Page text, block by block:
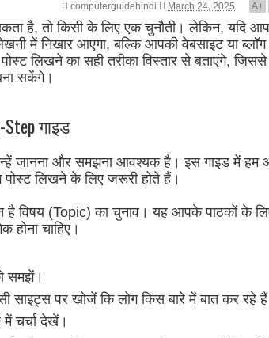
computerguidehindi March 24, 2025 A+
है, तो किसी के लिए एक चुनौती। लेकिन, यदि
में निखार आएगा, बल्कि आपकी वेबसाइट या
लिखने का सही तरीका विस्तार से बताएंगे,
सकेंगे।
गाइड
जानना और समझना आवश्यक है। इस गाइड में हम
पोस्ट लिखने के लिए जरूरी होते हैं।
है विषय (Topic) का चुनाव। यह आपके पाठकों के
होना चाहिए।
समझें।
पर खोजें कि लोग किस बारे में बात कर रहे
चर्चा देखें।